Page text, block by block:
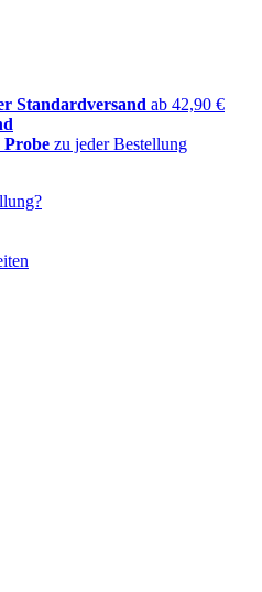
Standardversand ab 42,90 €
Probe zu jeder Bestellung